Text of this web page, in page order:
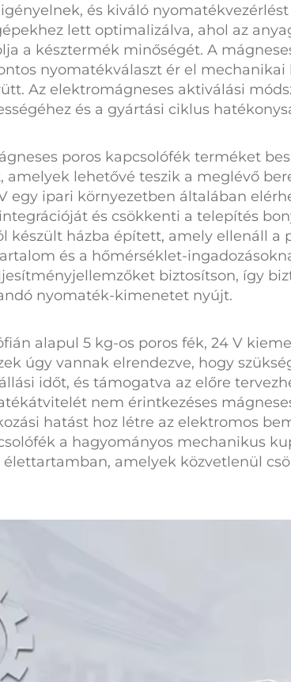
és kiváló
lett optimalizálva, ahol az
a késztermék minőségét. A
nyomatékválaszt ér el
Az elektromágneses aktiválási
és a gyártási ciklus
poros kapcsolófék terméket
amelyek lehetővé teszik a meglévő
egy ipari környezetben általában
és csökkenti a telepítés
készült házba épített, amely ellenáll
és a hőmérséklet-
biztosítson, így
nyomaték-kimenetet nyújt.
alapul 5 kg-os poros fék, 24 V
úgy vannak elrendezve, hogy
időt, és támogatva az előre
nem érintkezéses
hatást hoz létre az elektromos
a hagyományos mechanikus
élettartamban, amelyek közvetlenül